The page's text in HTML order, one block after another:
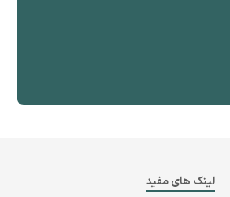
لینک های مفید